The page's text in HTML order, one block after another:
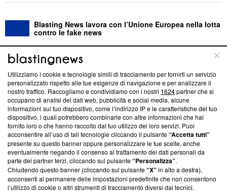
Blasting News lavora con l’Unione Europea nella lotta
contro le fake news
ABOUT LINEA EDITORIALE
Questa sezione offre informazioni trasparenti su Blasting
News, sui nostri processi editoriali e su come ci impegniamo a
creare news di qualità. Inoltre, afferma la nostra aderenza a
‘Trust Project - News with Integrity’Blasting News non è
ancora membro del programma, ma ha richiesto di farne
parte; Trust Project non ha ancora effettuato una verifica di
conformità agli standard.
Su di noi
Team editoriale
Utilizziamo i cookie e tecnologie simili di tracciamento per fornirti un servizio
personalizzato rispetto alle tue esigenze di navigazione e per analizzare il
nostro traffico. Raccogliamo e condividiamo con i nostri 1624partner che si
occupano di analisi dei dati web, pubblicità e social media, alcune
informazioni sul tuo dispositivo, come l’indirizzo IP e le caratteristiche del tuo
dispositivo, i quali potrebbero combinarle con altre informazioni che hai
fornito loro o che hanno raccolto dal tuo utilizzo dei loro servizi. Puoi
acconsentire all’uso di tali tecnologie cliccando il pulsante“Accetta tutti”
presente su questo banner oppure personalizzare le tue scelte, anche
eventualmente negando il consenso al trattamento dei dati personali da
parte dei partner terzi, cliccando sul pulsante“Personalizza”.
Chiudendo questo banner (cliccando sul pulsante“X”in alto a destra),
acconsenti al permanere delle impostazioni predefinite che non consentono
l’utilizzo di cookie o altri strumenti di tracciamento diversi dai tecnici.